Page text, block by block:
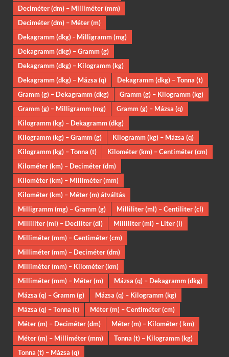
Deciméter (dm) – Milliméter (mm)
Deciméter (dm) – Méter (m)
Dekagramm (dkg) - Milligramm (mg)
Dekagramm (dkg) – Gramm (g)
Dekagramm (dkg) – Kilogramm (kg)
Dekagramm (dkg) – Mázsa (q)
Dekagramm (dkg) – Tonna (t)
Gramm (g) – Dekagramm (dkg)
Gramm (g) – Kilogramm (kg)
Gramm (g) – Milligramm (mg)
Gramm (g) – Mázsa (q)
Kilogramm (kg) – Dekagramm (dkg)
Kilogramm (kg) – Gramm (g)
Kilogramm (kg) – Mázsa (q)
Kilogramm (kg) – Tonna (t)
Kilométer (km) – Centiméter (cm)
Kilométer (km) – Deciméter (dm)
Kilométer (km) – Milliméter (mm)
Kilométer (km) – Méter (m) átváltás
Milligramm (mg) – Gramm (g)
Milliliter (ml) – Centiliter (cl)
Milliliter (ml) – Deciliter (dl)
Milliliter (ml) – Liter (l)
Milliméter (mm) – Centiméter (cm)
Milliméter (mm) – Deciméter (dm)
Milliméter (mm) – Kilométer (km)
Milliméter (mm) – Méter (m)
Mázsa (q) – Dekagramm (dkg)
Mázsa (q) – Gramm (g)
Mázsa (q) – Kilogramm (kg)
Mázsa (q) – Tonna (t)
Méter (m) – Centiméter (cm)
Méter (m) – Deciméter (dm)
Méter (m) – Kilométer ( km)
Méter (m) – Milliméter (mm)
Tonna (t) – Kilogramm (kg)
Tonna (t) – Mázsa (q)